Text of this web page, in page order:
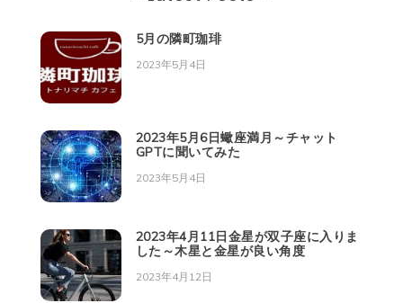
5月の隣町珈琲
2023年5月4日
2023年5月6日蠍座満月～チャット
GPTに聞いてみた
2023年5月4日
2023年4月11日金星が双子座に入りま
した～木星と金星が良い角度
2023年4月12日